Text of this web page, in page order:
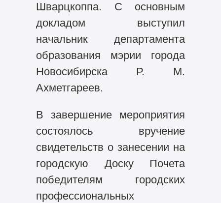
Шварцкоппа. С основным
докладом выступил
начальник департамента
образования мэрии города
Новосибирска Р. М.
Ахметгареев.
В завершение мероприятия
состоялось вручение
свидетельств о занесении на
городскую Доску Почета
победителям городских
профессиональных